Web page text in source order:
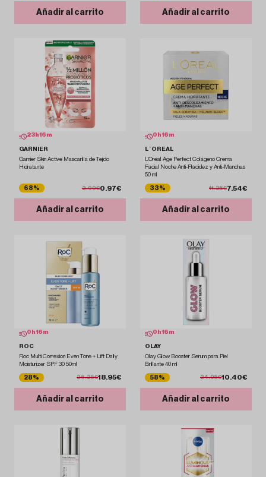
Añadir al carrito Añadir al carrito
23 h16 m
GARNIER
Garnier Skin Active Mascarilla de Tejido
Hidratante
68% 2.99€0.97€
Añadir al carrito
0 h16 m
L´OREAL
L'Oréal Age Perfect Colágeno Crema
Facial Noche Anti-Flacidez y Anti-Manchas
50 ml
33% 11.25€7.54€
Añadir al carrito
0 h16 m
ROC
Roc Multi Correxion Even Tone + Lift Daily
Moisturizer SPF 30 50ml
28% 26.25€18.95€
Añadir al carrito
0 h16 m
OLAY
Olay Glow Booster Serum para Piel
Brillante 40 ml
58% 24.95€10.40€
Añadir al carrito